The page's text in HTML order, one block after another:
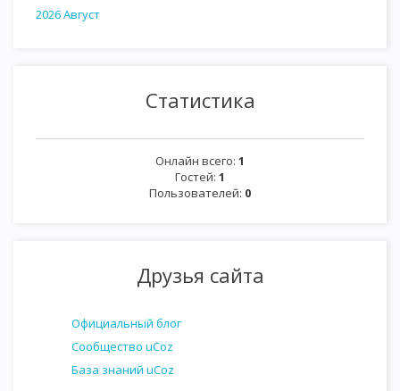
2026 Август
Статистика
Онлайн всего: 1
Гостей: 1
Пользователей: 0
Друзья сайта
Официальный блог
Сообщество uCoz
База знаний uCoz